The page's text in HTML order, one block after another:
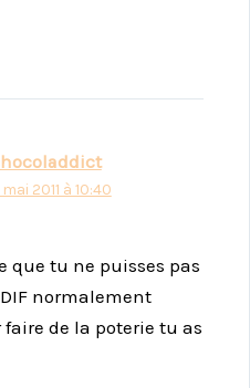
2011 à 10:40
que tu ne puisses pas
normalement
de la poterie tu as